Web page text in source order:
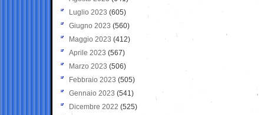
Luglio 2023 (605)
Giugno 2023 (560)
Maggio 2023 (412)
Aprile 2023 (567)
Marzo 2023 (506)
Febbraio 2023 (505)
Gennaio 2023 (541)
Dicembre 2022 (525)